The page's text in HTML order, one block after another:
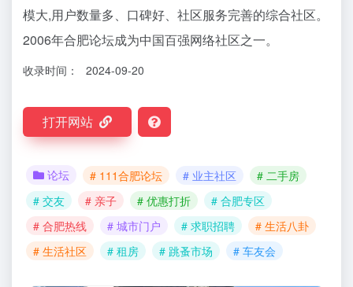
模大,用户数量多、口碑好、社区服务完善的综合社区。
2006年合肥论坛成为中国百强网络社区之一。
收录时间： 2024-09-20
打开网站
论坛 # 111合肥论坛 # 业主社区
# 二手房
# 交友
# 亲子 # 优惠打折
# 合肥专区
# 合肥热线
# 城市门户 # 求职招聘
# 生活八卦
# 生活社区
# 租房 # 跳蚤市场 # 车友会